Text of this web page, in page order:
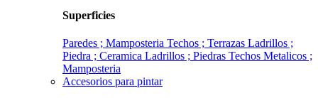
Superficies
Paredes ; Mamposteria Techos ; Terrazas Ladrillos ;
Piedra ; Ceramica Ladrillos ; Piedras Techos Metalicos ;
Mamposteria
Accesorios para pintar